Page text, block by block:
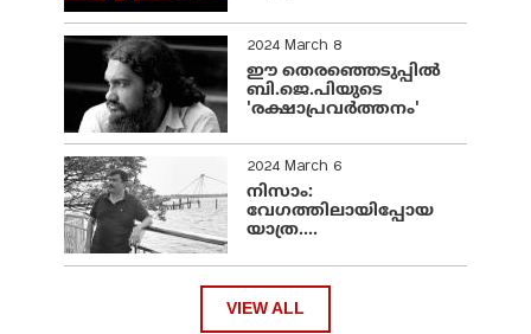
2024 March 8
ഈ തെരഞ്ഞെടുപ്പില്‍
ബി.ജെ.പിയുടെ
'രക്ഷാപ്രവര്‍ത്തനം'
2024 March 6
നിസാം:
വേഗത്തിലായിപ്പോയ
യാത്ര....
VIEW ALL